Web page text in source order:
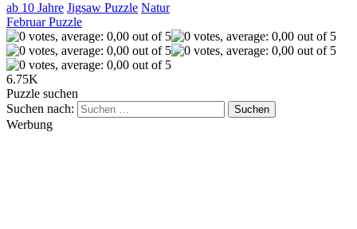
ab 10 Jahre Jigsaw Puzzle Natur
Februar Puzzle
6.75K
Puzzle suchen
Suchen nach:
Werbung